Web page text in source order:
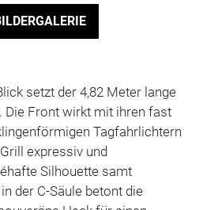
setzt der 4,82 Meter lange
Die Front wirkt mit ihren fast
Tagfahrlichtern
expressiv und
Silhouette samt
der C-Säule betont die